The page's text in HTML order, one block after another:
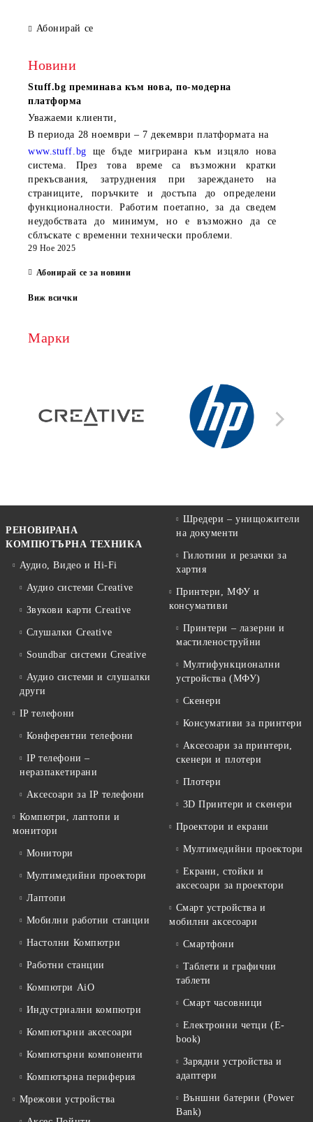
Абонирай се
Новини
Stuff.bg преминава към нова, по-модерна
платформа
Уважаеми клиенти,
В периода 28 ноември – 7 декември платформата на
www.stuff.bg ще бъде мигрирана към изцяло нова
система. През това време са възможни кратки
прекъсвания, затруднения при зареждането на
страниците, поръчките и достъпа до определени
функционалности. Работим поетапно, за да сведем
неудобствата до минимум, но е възможно да се
сблъскате с временни технически проблеми.
29 Ное 2025
Абонирай се за новини
Виж всички
Марки
РЕНОВИРАНА
КОМПЮТЪРНА ТЕХНИКА
Аудио, Видео и Hi-Fi
Аудио системи Creative
Звукови карти Creative
Слушалки Creative
Soundbar системи Creative
Аудио системи и слушалки
други
IP телефони
Конферентни телефони
IP телефони –
неразпакетирани
Аксесоари за IP телефони
Компютри, лаптопи и
монитори
Монитори
Мултимедийни проектори
Лаптопи
Мобилни работни станции
Настолни Компютри
Работни станции
Компютри AiO
Индустриални компютри
Компютърни аксесоари
Компютърни компоненти
Компютърна периферия
Мрежови устройства
Шредери – унищожители
на документи
Гилотини и резачки за
хартия
Принтери, МФУ и
консумативи
Принтери – лазерни и
мастиленоструйни
Мултифункционални
устройства (МФУ)
Скенери
Консумативи за принтери
Аксесоари за принтери,
скенери и плотери
Плотери
3D Принтери и скенери
Проектори и екрани
Мултимедийни проектори
Екрани, стойки и
аксесоари за проектори
Смарт устройства и
мобилни аксесоари
Смартфони
Таблети и графични
таблети
Смарт часовници
Електронни четци (E-
book)
Зарядни устройства и
адаптери
Външни батерии (Power
Bank)